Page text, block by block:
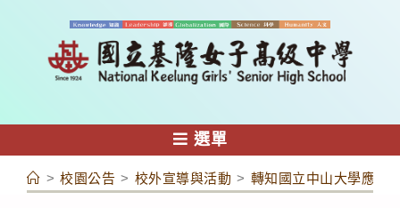
容
選單
> 校園公告 > 校外宣導與活動 > 轉知國立中山大學應用